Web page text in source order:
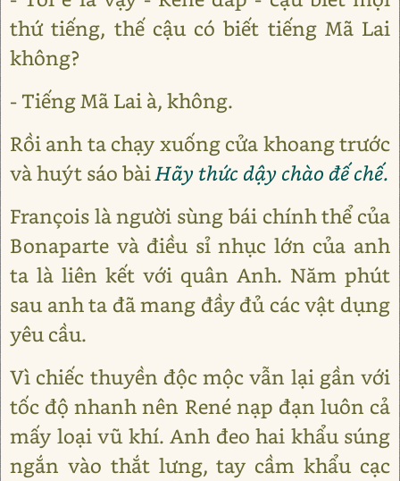
thứ tiếng, thế cậu có biết tiếng Mã Lai
không?
- Tiếng Mã Lai à, không.
Rồi anh ta chạy xuống cửa khoang trước
và huýt sáo bàiHãy thức dậy chào đế chế.
François là người sùng bái chính thể của
Bonaparte và điều sỉ nhục lớn của anh
ta là liên kết với quân Anh. Năm phút
sau anh ta đã mang đầy đủ các vật dụng
yêu cầu.
Vì chiếc thuyền độc mộc vẫn lại gần với
tốc độ nhanh nên René nạp đạn luôn cả
mấy loại vũ khí. Anh đeo hai khẩu súng
ngắn vào thắt lưng, tay cầm khẩu cạc